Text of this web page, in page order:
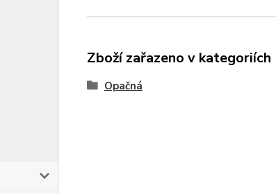
Zboží zařazeno v kategoriích
Opačná